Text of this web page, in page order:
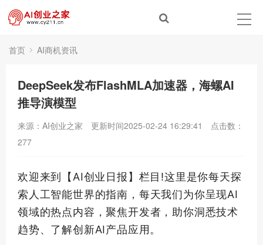
首页 AI商机资讯
DeepSeek发布FlashMLA加速器，海螺AI
推导演模型
来源：AI创业之家 更新时间2025-02-24 16:29:41
点击数：
277
欢迎来到【AI创业日报】栏目!这里是你每天探
索人工智能世界的指南，每天我们为你呈现AI
领域的热点内容，聚焦开发者，助你洞悉技术
趋势、了解创新AI产品应用。